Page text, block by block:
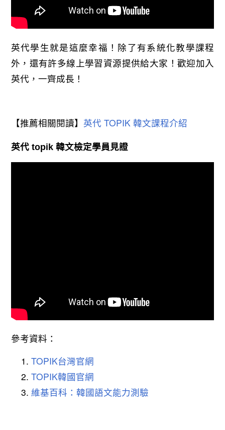
英代學生就是這麼幸福！除了有系統化教學課程
外，還有許多線上學習資源提供給大家！歡迎加入
英代，一齊成長！
【推薦相關閱讀】 英代 TOPIK 韓文課程介紹
英代 topik 韓文檢定學員見證
參考資料：
TOPIK台灣官網
TOPIK韓國官網
維基百科：韓國語文能力測驗